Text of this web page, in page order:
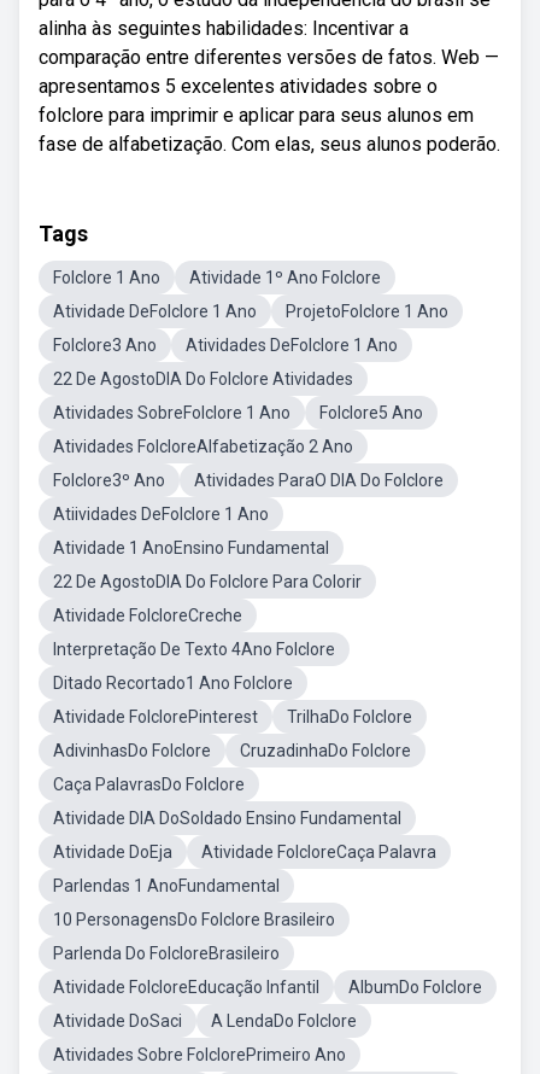
alinha às seguintes habilidades: Incentivar a
comparação entre diferentes versões de fatos. Web —
apresentamos 5 excelentes atividades sobre o
folclore para imprimir e aplicar para seus alunos em
fase de alfabetização. Com elas, seus alunos poderão.
Tags
Folclore 1 Ano
Atividade 1º Ano Folclore
Atividade DeFolclore 1 Ano
ProjetoFolclore 1 Ano
Folclore3 Ano
Atividades DeFolclore 1 Ano
22 De AgostoDIA Do Folclore Atividades
Atividades SobreFolclore 1 Ano
Folclore5 Ano
Atividades FolcloreAlfabetização 2 Ano
Folclore3º Ano
Atividades ParaO DIA Do Folclore
Atiividades DeFolclore 1 Ano
Atividade 1 AnoEnsino Fundamental
22 De AgostoDIA Do Folclore Para Colorir
Atividade FolcloreCreche
Interpretação De Texto 4Ano Folclore
Ditado Recortado1 Ano Folclore
Atividade FolclorePinterest
TrilhaDo Folclore
AdivinhasDo Folclore
CruzadinhaDo Folclore
Caça PalavrasDo Folclore
Atividade DIA DoSoldado Ensino Fundamental
Atividade DoEja
Atividade FolcloreCaça Palavra
Parlendas 1 AnoFundamental
10 PersonagensDo Folclore Brasileiro
Parlenda Do FolcloreBrasileiro
Atividade FolcloreEducação Infantil
AlbumDo Folclore
Atividade DoSaci
A LendaDo Folclore
Atividades Sobre FolclorePrimeiro Ano